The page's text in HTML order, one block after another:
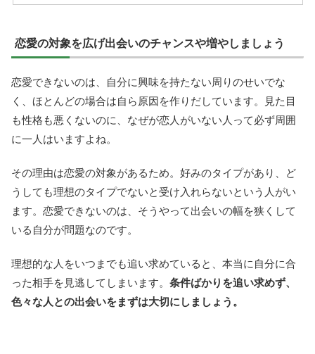
恋愛の対象を広げ出会いのチャンスや増やしましょう
恋愛できないのは、自分に興味を持たない周りのせいでな
く、ほとんどの場合は自ら原因を作りだしています。見た目
も性格も悪くないのに、なぜが恋人がいない人って必ず周囲
に一人はいますよね。
その理由は恋愛の対象があるため。好みのタイプがあり、ど
うしても理想のタイプでないと受け入れらないという人がい
ます。恋愛できないのは、そうやって出会いの幅を狭くして
いる自分が問題なのです。
理想的な人をいつまでも追い求めていると、本当に自分に合
った相手を見逃してしまいます。 条件ばかりを追い求めず、
色々な人との出会いをまずは大切にしましょう。